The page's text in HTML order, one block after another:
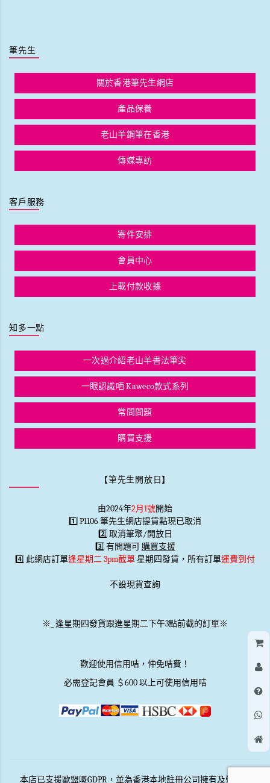
筆先生
關於香港筆先生網店
產品保養
老山羊鋼筆在香港
傳媒專訪
客戶服務
寄件安排
會員中心
上載付款收據
知多一點
一次過介紹老山羊書法筆尖
一眼認識哂 Kaweco款式系列
常問問題
購買支援
【筆先生開放日】
由2024年2月1號開始
1️⃣ P1106 筆先生網店提貨點現已取消
2️⃣ 取消筆聚/開放日
3️⃣ 有問題可 購買支援
4️⃣ 此網店訂單逢星期二 3pm截單 星期四發貨，所有訂單運費到付
不設現貨查詢
※ 逢星期四發貨跟進星期二下午3點前截的訂單※
歡迎使用信用咭，仲免咭費！
必需登記會員 ＄600 以上可使用信用咭
本店已支援歐盟嘅GDPR，並為香港本地註冊公司擁有及營運。